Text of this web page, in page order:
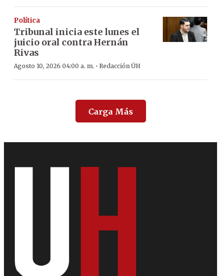
Política
Tribunal inicia este lunes el
juicio oral contra Hernán
Rivas
Agosto 10, 2026 04:00 a. m. · Redacción ÚH
Carga Más